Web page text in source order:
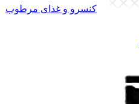
کنسرو و غذای مرطوب